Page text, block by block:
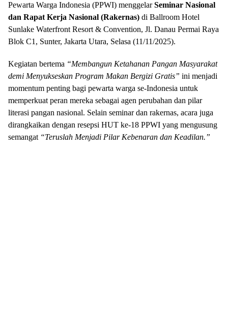
Pewarta Warga Indonesia (PPWI) menggelarSeminar Nasional
dan Rapat Kerja Nasional (Rakernas) di Ballroom Hotel
Sunlake Waterfront Resort & Convention, Jl. Danau Permai Raya
Blok C1, Sunter, Jakarta Utara, Selasa (11/11/2025).
Kegiatan bertema “Membangun Ketahanan Pangan Masyarakat
demi Menyukseskan Program Makan Bergizi Gratis” ini menjadi
momentum penting bagi pewarta warga se-Indonesia untuk
memperkuat peran mereka sebagai agen perubahan dan pilar
literasi pangan nasional. Selain seminar dan rakernas, acara juga
dirangkaikan dengan resepsi HUT ke-18 PPWI yang mengusung
semangat “Teruslah Menjadi Pilar Kebenaran dan Keadilan.”